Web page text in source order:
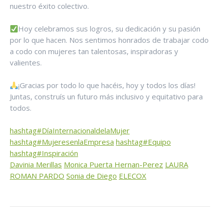
nuestro éxito colectivo.
Hoy celebramos sus logros, su dedicación y su pasión
por lo que hacen. Nos sentimos honrados de trabajar codo
a codo con mujeres tan talentosas, inspiradoras y
valientes.
¡Gracias por todo lo que hacéis, hoy y todos los días!
Juntas, construís un futuro más inclusivo y equitativo para
todos.
hashtag#DíaInternacionaldelaMujer
hashtag#MujeresenlaEmpresa hashtag#Equipo
hashtag#Inspiración
Davinia Merillas Monica Puerta Hernan-Perez LAURA
ROMAN PARDO Sonia de Diego ELECOX